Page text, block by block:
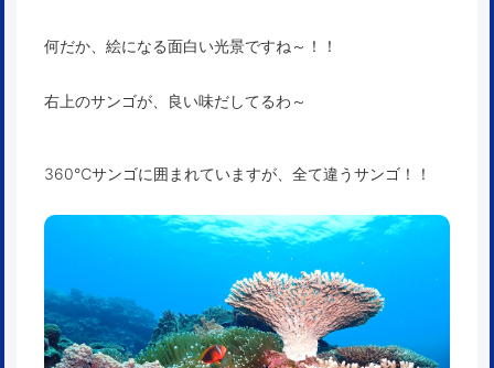
何だか、絵になる面白い光景ですね～！！
右上のサンゴが、良い味だしてるわ～
360℃サンゴに囲まれていますが、全て違うサンゴ！！